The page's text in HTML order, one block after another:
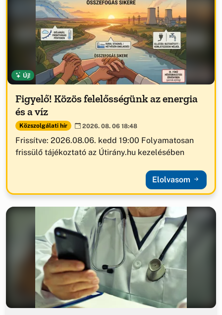
Új!
Figyelő! Közös felelősségünk az energia
és a víz
Közszolgálati hír 2026. 08. 06 18:48
Frissítve: 2026.08.06. kedd 19:00 Folyamatosan
frissülő tájékoztató az Útirány.hu kezelésében
Elolvasom